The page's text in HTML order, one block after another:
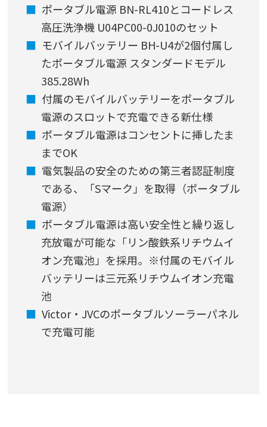
ポータブル電源 BN-RL410とコードレス
高圧洗浄機 U04PC00-0J010のセット
モバイルバッテリー BH-U4が2個付属し
たポータブル電源 スタンダードモデル
385.28Wh
付属のモバイルバッテリーをポータブル
電源のスロットで充電できる新仕様
ポータブル電源はコンセントに挿したま
までOK
電気製品の安全のための第三者認証制度
である、「Sマーク」を取得（ポータブル
電源）
ポータブル電源は高い安全性と繰り返し
充放電が可能な「リン酸鉄系リチウムイ
オン充電池」を採用。※付属のモバイル
バッテリーは三元系リチウムイオン充電
池
Victor・JVCのポータブルソーラーパネル
で充電可能